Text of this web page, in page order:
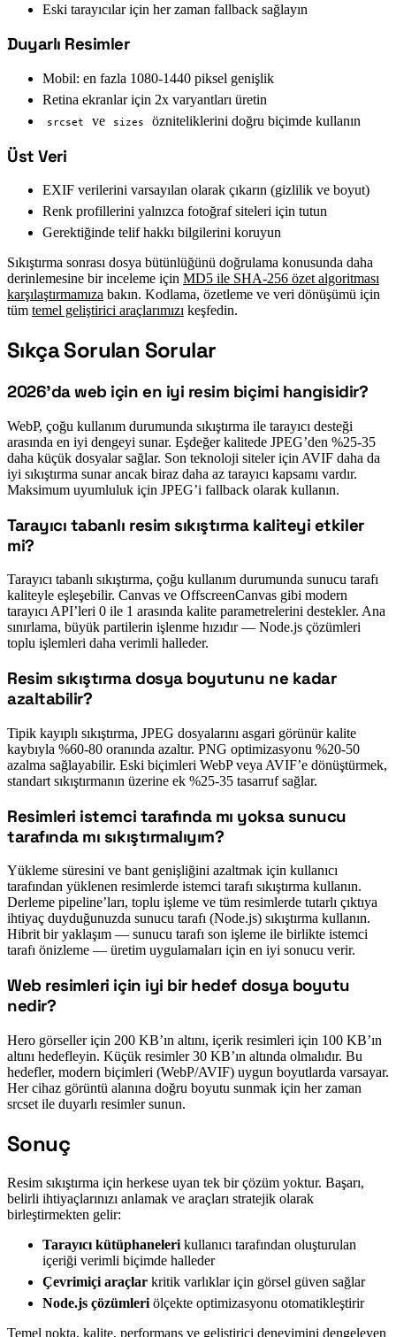
Eski tarayıcılar için her zaman fallback sağlayın
#
Duyarlı Resimler
Mobil: en fazla 1080-1440 piksel genişlik
Retina ekranlar için 2x varyantları üretin
srcset ve sizes özniteliklerini doğru biçimde kullanın
#
Üst Veri
EXIF verilerini varsayılan olarak çıkarın (gizlilik ve boyut)
Renk profillerini yalnızca fotoğraf siteleri için tutun
Gerektiğinde telif hakkı bilgilerini koruyun
Sıkıştırma sonrası dosya bütünlüğünü doğrulama konusunda daha
derinlemesine bir inceleme için MD5 ile SHA-256 özet algoritması
karşılaştırmamıza bakın. Kodlama, özetleme ve veri dönüşümü için
tüm temel geliştirici araçlarımızı keşfedin.
#
Sıkça Sorulan Sorular
#
2026’da web için en iyi resim biçimi hangisidir?
WebP, çoğu kullanım durumunda sıkıştırma ile tarayıcı desteği
arasında en iyi dengeyi sunar. Eşdeğer kalitede JPEG’den %25-35
daha küçük dosyalar sağlar. Son teknoloji siteler için AVIF daha da
iyi sıkıştırma sunar ancak biraz daha az tarayıcı kapsamı vardır.
Maksimum uyumluluk için JPEG’i fallback olarak kullanın.
#
Tarayıcı tabanlı resim sıkıştırma kaliteyi etkiler
mi?
Tarayıcı tabanlı sıkıştırma, çoğu kullanım durumunda sunucu tarafı
kaliteyle eşleşebilir. Canvas ve OffscreenCanvas gibi modern
tarayıcı API’leri 0 ile 1 arasında kalite parametrelerini destekler. Ana
sınırlama, büyük partilerin işlenme hızıdır — Node.js çözümleri
toplu işlemleri daha verimli halleder.
#
Resim sıkıştırma dosya boyutunu ne kadar
azaltabilir?
Tipik kayıplı sıkıştırma, JPEG dosyalarını asgari görünür kalite
kaybıyla %60-80 oranında azaltır. PNG optimizasyonu %20-50
azalma sağlayabilir. Eski biçimleri WebP veya AVIF’e dönüştürmek,
standart sıkıştırmanın üzerine ek %25-35 tasarruf sağlar.
#
Resimleri istemci tarafında mı yoksa sunucu
tarafında mı sıkıştırmalıyım?
Yükleme süresini ve bant genişliğini azaltmak için kullanıcı
tarafından yüklenen resimlerde istemci tarafı sıkıştırma kullanın.
Derleme pipeline’ları, toplu işleme ve tüm resimlerde tutarlı çıktıya
ihtiyaç duyduğunuzda sunucu tarafı (Node.js) sıkıştırma kullanın.
Hibrit bir yaklaşım — sunucu tarafı son işleme ile birlikte istemci
tarafı önizleme — üretim uygulamaları için en iyi sonucu verir.
#
Web resimleri için iyi bir hedef dosya boyutu
nedir?
Hero görseller için 200 KB’ın altını, içerik resimleri için 100 KB’ın
altını hedefleyin. Küçük resimler 30 KB’ın altında olmalıdır. Bu
hedefler, modern biçimleri (WebP/AVIF) uygun boyutlarda varsayar.
Her cihaz görüntü alanına doğru boyutu sunmak için her zaman
srcset ile duyarlı resimler sunun.
#
Sonuç
Resim sıkıştırma için herkese uyan tek bir çözüm yoktur. Başarı,
belirli ihtiyaçlarınızı anlamak ve araçları stratejik olarak
birleştirmekten gelir:
Tarayıcı kütüphaneleri kullanıcı tarafından oluşturulan
içeriği verimli biçimde halleder
Çevrimiçi araçlar kritik varlıklar için görsel güven sağlar
Node.js çözümleri ölçekte optimizasyonu otomatikleştirir
Temel nokta, kalite, performans ve geliştirici deneyimini dengeleyen